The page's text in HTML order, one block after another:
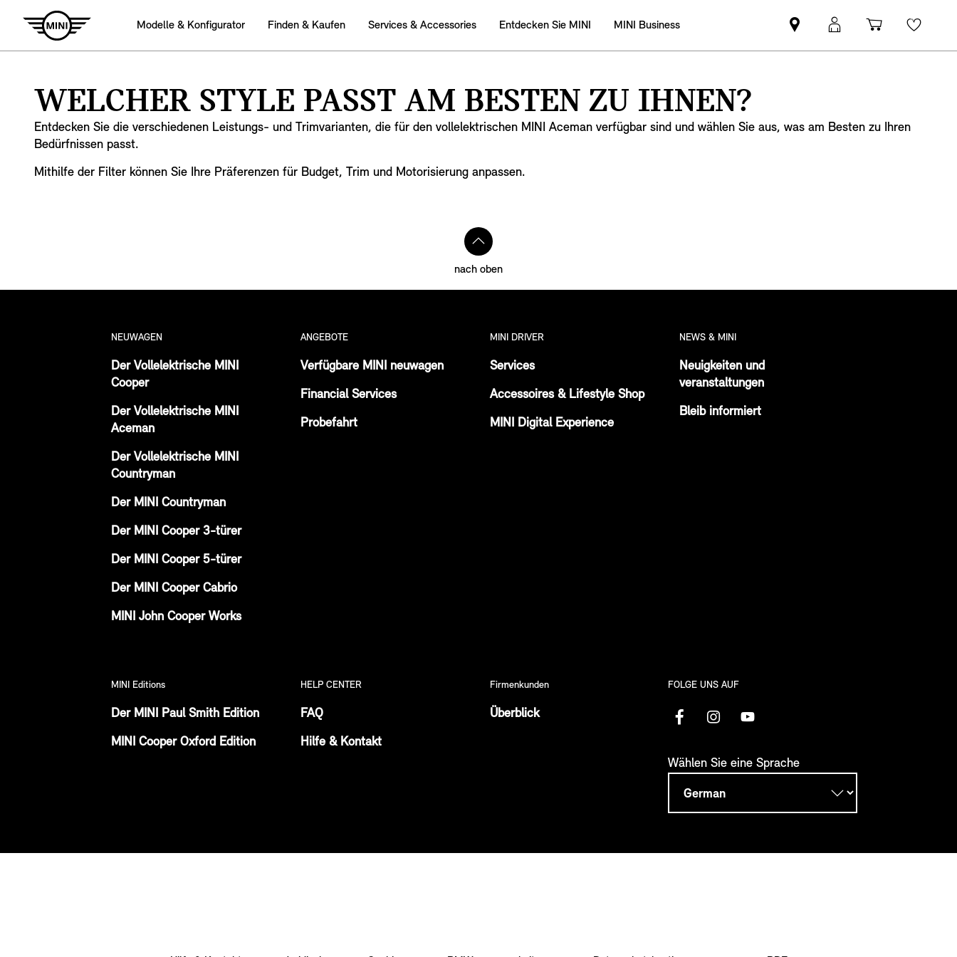
Modelle & Konfigurator Finden & Kaufen Services & Accessories Entdecken Sie MINI MINI Business
MINI
Partner
Mein
MINI
WELCHER STYLE PASST AM BESTEN ZU IHNEN?
Entdecken Sie die verschiedenen Leistungs- und Trimvarianten, die für den vollelektrischen MINI Aceman verfügbar sind und wählen Sie aus, was am Besten zu Ihren
Bedürfnissen passt.
Mithilfe der Filter können Sie Ihre Präferenzen für Budget, Trim und Motorisierung anpassen.
nach oben
NEUWAGEN
Der Vollelektrische MINI
Cooper
Der Vollelektrische MINI
Aceman
Der Vollelektrische MINI
Countryman
Der MINI Countryman
Der MINI Cooper 3-türer
Der MINI Cooper 5-türer
Der MINI Cooper Cabrio
MINI John Cooper Works
ANGEBOTE
Verfügbare MINI neuwagen
Financial Services
Probefahrt
MINI DRIVER
Services
Accessoires & Lifestyle Shop
MINI Digital Experience
NEWS & MINI
Neuigkeiten und
veranstaltungen
Bleib informiert
MINI Editions
Der MINI Paul Smith Edition
MINI Cooper Oxford Edition
HELP CENTER
FAQ
Hilfe & Kontakt
Firmenkunden
Überblick
FOLGE UNS AUF
Wählen Sie eine Sprache